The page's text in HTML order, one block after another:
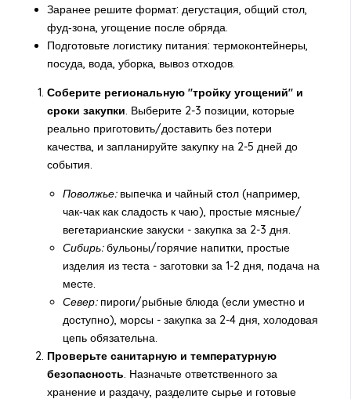
Заранее решите формат: дегустация, общий стол,
фуд‑зона, угощение после обряда.
Подготовьте логистику питания: термоконтейнеры,
посуда, вода, уборка, вывоз отходов.
Соберите региональную "тройку угощений" и
сроки закупки. Выберите 2-3 позиции, которые
реально приготовить/доставить без потери
качества, и запланируйте закупку на 2-5 дней до
события.
Поволжье:выпечка и чайный стол (например,
чак‑чак как сладость к чаю), простые мясные/
вегетарианские закуски - закупка за 2-3 дня.
Сибирь:бульоны/горячие напитки, простые
изделия из теста - заготовки за 1-2 дня, подача на
месте.
Север:пироги/рыбные блюда (если уместно и
доступно), морсы - закупка за 2-4 дня, холодовая
цепь обязательна.
Проверьте санитарную и температурную
безопасность. Назначьте ответственного за
хранение и раздачу, разделите сырье и готовые